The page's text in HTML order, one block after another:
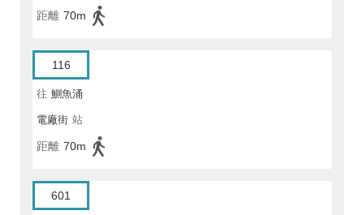
距離 70m
116
往 鰂魚涌
電廠街 站
距離 70m
601